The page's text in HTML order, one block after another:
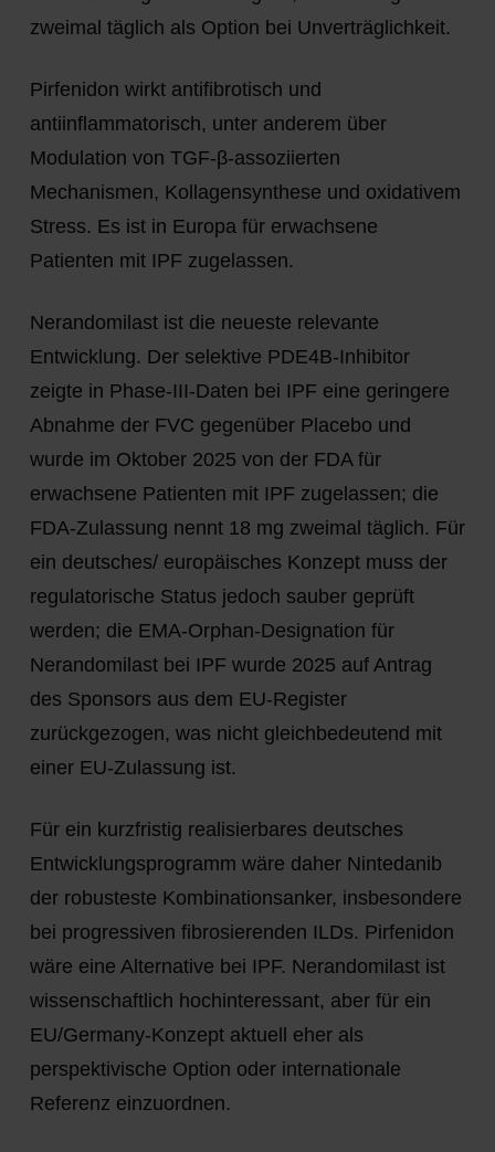
zweimal täglich als Option bei Unverträglichkeit.
Pirfenidon wirkt antifibrotisch und
antiinflammatorisch, unter anderem über
Modulation von TGF-β-assoziierten
Mechanismen, Kollagensynthese und oxidativem
Stress. Es ist in Europa für erwachsene
Patienten mit IPF zugelassen.
Nerandomilast ist die neueste relevante
Entwicklung. Der selektive PDE4B-Inhibitor
zeigte in Phase-III-Daten bei IPF eine geringere
Abnahme der FVC gegenüber Placebo und
wurde im Oktober 2025 von der FDA für
erwachsene Patienten mit IPF zugelassen; die
FDA-Zulassung nennt 18 mg zweimal täglich. Für
ein deutsches/ europäisches Konzept muss der
regulatorische Status jedoch sauber geprüft
werden; die EMA-Orphan-Designation für
Nerandomilast bei IPF wurde 2025 auf Antrag
des Sponsors aus dem EU-Register
zurückgezogen, was nicht gleichbedeutend mit
einer EU-Zulassung ist.
Für ein kurzfristig realisierbares deutsches
Entwicklungsprogramm wäre daher Nintedanib
der robusteste Kombinationsanker, insbesondere
bei progressiven fibrosierenden ILDs. Pirfenidon
wäre eine Alternative bei IPF. Nerandomilast ist
wissenschaftlich hochinteressant, aber für ein
EU/Germany-Konzept aktuell eher als
perspektivische Option oder internationale
Referenz einzuordnen.